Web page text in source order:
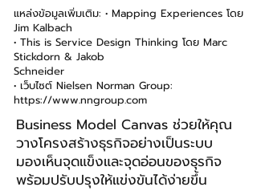
แหล่งข้อมูลเพิ่มเติม: • Mapping Experiences โดย
Jim Kalbach
• This is Service Design Thinking โดย Marc
Stickdorn & Jakob
Schneider
• เว็บไซต์ Nielsen Norman Group:
https://www.nngroup.com
Business Model Canvas ช่วยให้คุณ
วางโครงสร้างธุรกิจอย่างเป็นระบบ
มองเห็นจุดแข็งและจุดอ่อนของธุรกิจ
พร้อมปรับปรุงให้แข่งขันได้ง่ายขึ้น